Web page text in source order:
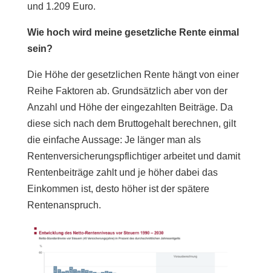
und 1.209 Euro.
Wie hoch wird meine gesetzliche Rente einmal
sein?
Die Höhe der gesetzlichen Rente hängt von einer
Reihe Faktoren ab. Grundsätzlich aber von der
Anzahl und Höhe der eingezahlten Beiträge. Da
diese sich nach dem Bruttogehalt berechnen, gilt
die einfache Aussage: Je länger man als
Rentenversicherungspflichtiger arbeitet und damit
Rentenbeiträge zahlt und je höher dabei das
Einkommen ist, desto höher ist der spätere
Rentenanspruch.